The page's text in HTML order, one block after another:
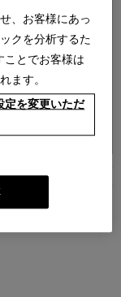
、お客様にあっ
クを分析するた
ことでお客様は
ます。
定を変更いただ